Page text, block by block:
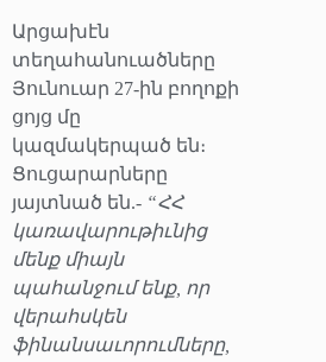
Արցախէն
տեղահանուածները
Յունուար 27-ին բողոքի
ցոյց մը
կազմակերպած են։
Ցուցարարները
յայտնած են.- “ՀՀ
կառավարութիւնից
մենք միայն
պահանջում ենք, որ
վերահսկեն
ֆինանսաւորումները,